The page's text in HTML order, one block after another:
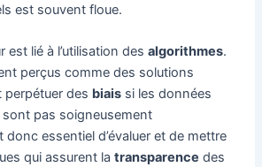
est souvent floue.
est lié à l’utilisation desalgorithmes.
perçus comme des solutions
perpétuer des biais si les données
sont pas soigneusement
donc essentiel d’évaluer et de mettre
qui assurent latransparence des